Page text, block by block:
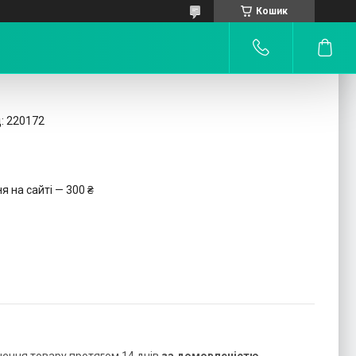
Кошик
220172
на сайті — 300 ₴